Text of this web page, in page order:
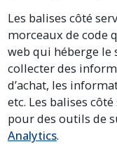
Les balises côté
morceaux de code
web qui héberge le
collecter des
d’achat, les
etc. Les balises
pour des outils de
Analytics.